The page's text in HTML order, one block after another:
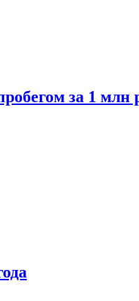
за 1 млн